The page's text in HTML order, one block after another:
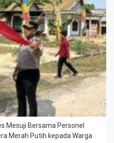
Mesuji Bersama Personel
Merah Putih kepada Warga